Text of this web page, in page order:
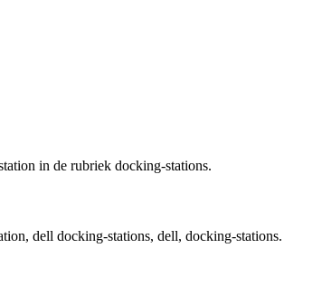
in de rubriek docking-stations.
dell docking-stations, dell, docking-stations.